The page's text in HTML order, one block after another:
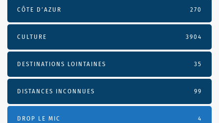
CÔTE D’AZUR 270
CULTURE 3904
DESTINATIONS LOINTAINES 35
DISTANCES INCONNUES 99
DROP LE MIC 4